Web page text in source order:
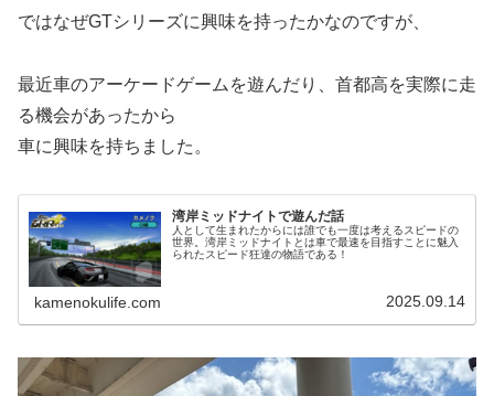
ではなぜGTシリーズに興味を持ったかなのですが、
最近車のアーケードゲームを遊んだり、首都高を実際に走
る機会があったから
車に興味を持ちました。
湾岸ミッドナイトで遊んだ話
人として生まれたからには誰でも一度は考えるスピードの
世界。湾岸ミッドナイトとは車で最速を目指すことに魅入
られたスピード狂達の物語である！
kamenokulife.com 2025.09.14